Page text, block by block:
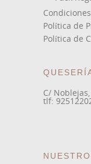
Política de
Política de
C/
tlf: